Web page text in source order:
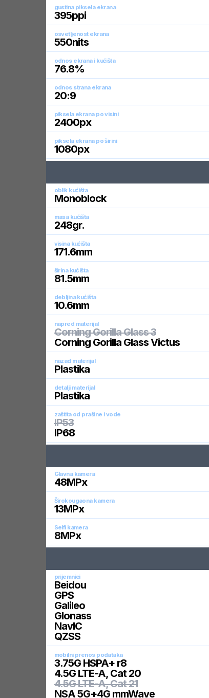
gustina piksela ekrana
395ppi
osvetljenost ekrana
550nits
odnos ekrana i kućišta
76.8%
odnos strana ekrana
20:9
piksela ekrana po visini
2400px
piksela ekrana po širini
1080px
oblik kućišta
Monoblock
masa kućišta
248gr.
visina kućišta
171.6mm
širina kućišta
81.5mm
debljina kućišta
10.6mm
napred materijal
Corning Gorilla Glass 3
Corning Gorilla Glass Victus
nazad materijal
Plastika
detalji materijal
Plastika
zaštita od prašine i vode
IP53
IP68
Glavna kamera
48MPx
Širokougaona kamera
13MPx
Selfi kamera
8MPx
prijemnici
Beidou
GPS
Galileo
Glonass
NavIC
QZSS
mobilni prenos podataka
3.75G HSPA+ r8
4.5G LTE-A, Cat 20
4.5G LTE-A, Cat 21
NSA 5G+4G mmWave